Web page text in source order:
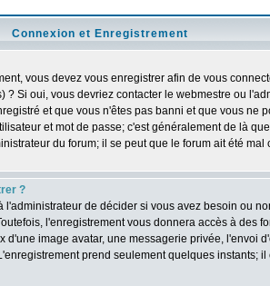
Connexion et Enregistrement
vous devez vous enregistrer afin de vous
? Si oui, vous devriez contacter le webmestre ou
et que vous n'êtes pas banni et que vous ne
et mot de passe; c'est généralement de là
du forum; il se peut que le forum ait été mal
?
l'administrateur de décider si vous avez besoin ou
l'enregistrement vous donnera accès à des
image avatar, une messagerie privée, l'envoi
prend seulement quelques instants;